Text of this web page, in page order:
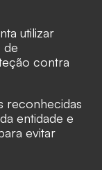
utilizar
de
contra
reconhecidas
entidade e
evitar